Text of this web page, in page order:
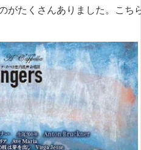
がたくさんありました。こち